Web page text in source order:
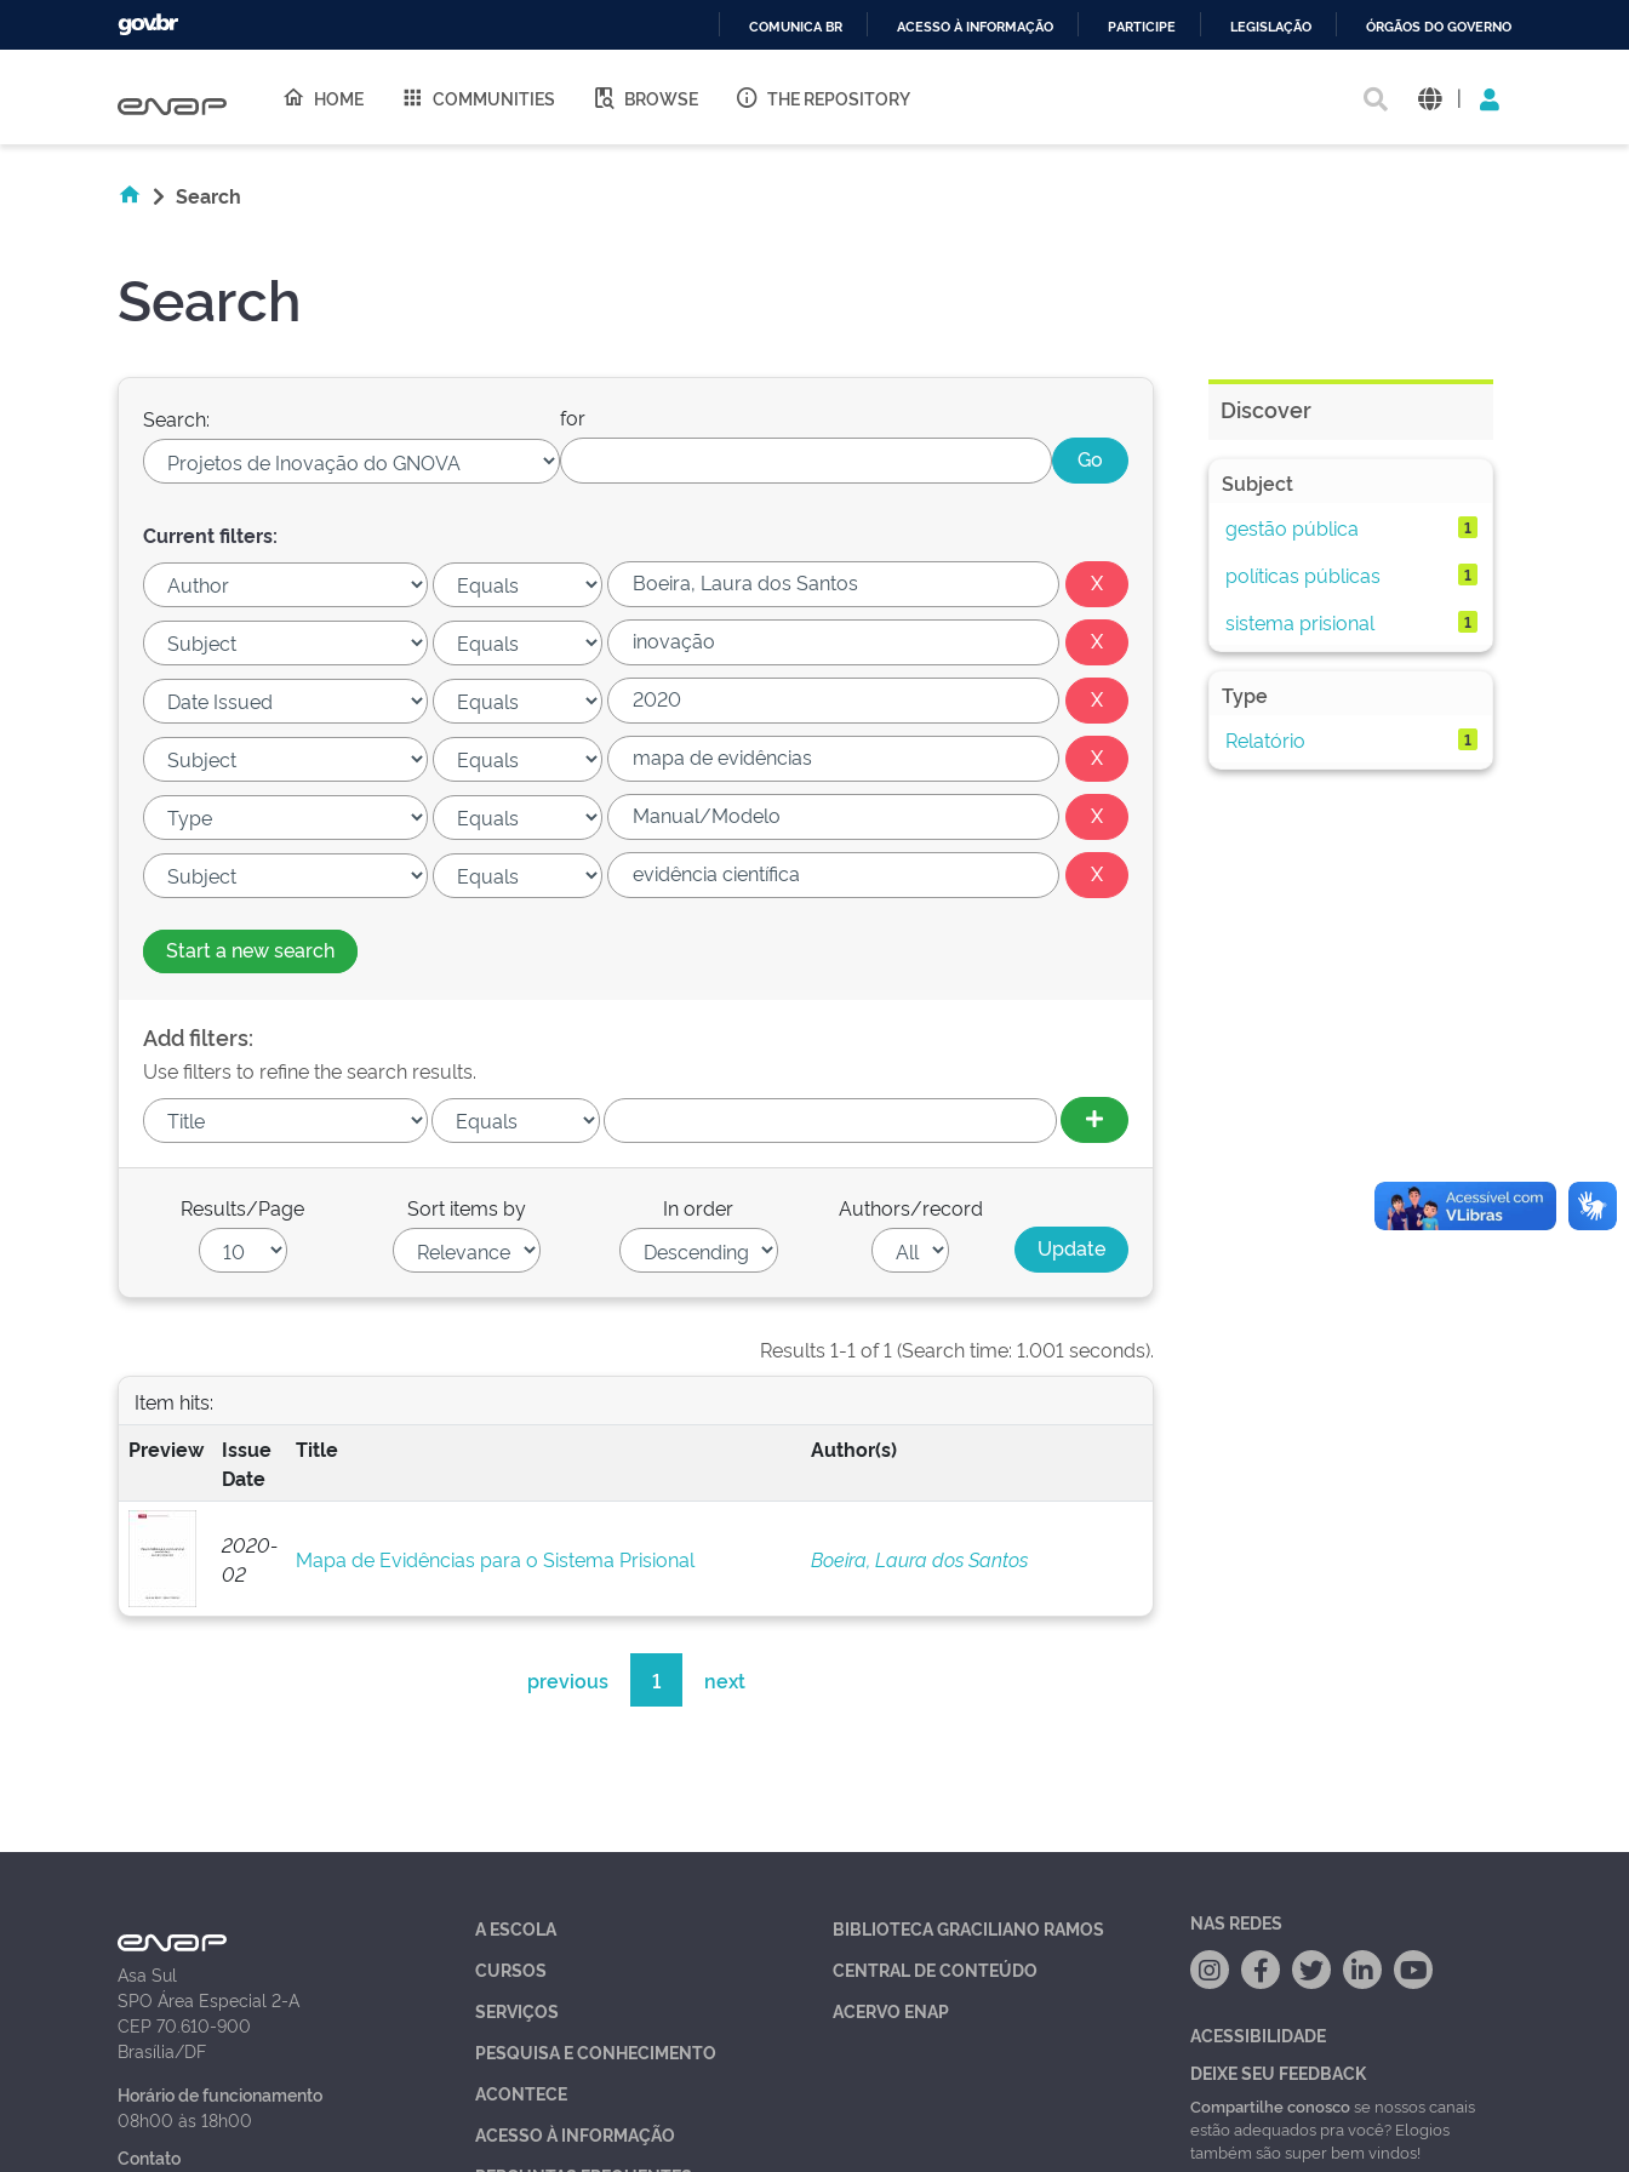
O
COMUNICA BR ACESSO À INFORMAÇÃO PARTICIPE LEGISLAÇÃO ÓRGÃOS DO GOVERNO
HOME COMMUNITIES BROWSE THE REPOSITORY |
Search
Search
Search: for
Current filters:
Start a new search
Add filters:
Use filters to refine the search results.
Results/Page Sort items by In order Authors/record
Results 1-1 of 1 (Search time: 1.001 seconds).
Item hits:
Preview
Issue
Date
Title Author(s)
2020-
02
Mapa de Evidências para o Sistema Prisional Boeira, Laura dos Santos
previous 1 next
Discover
Subject
gestão pública
1
políticas públicas 1
sistema prisional 1
Type
Relatório
1
Asa Sul
SPO Área Especial 2-A
CEP 70.610-900
Brasília/DF
Horário de funcionamento
08h00 às 18h00
Contato
A ESCOLA
CURSOS
SERVIÇOS
PESQUISA E CONHECIMENTO
ACONTECE
ACESSO À INFORMAÇÃO
BIBLIOTECA GRACILIANO RAMOS
CENTRAL DE CONTEÚDO
ACERVO ENAP
NAS REDES
ACESSIBILIDADE
DEIXE SEU FEEDBACK
Compartilhe conoscose nossos canais
estão adequados pra você? Elogios
também são super bem vindos!